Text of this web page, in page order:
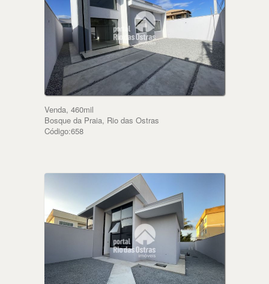
Venda, 460mil
Bosque da Praia, Rio das Ostras
Código:658